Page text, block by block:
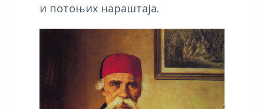
и потоњих нараштаја.